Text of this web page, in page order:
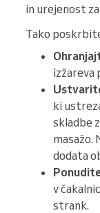
in urejenost
Tako
izžareva
ki
skladbe
masažo.
dodata
v
strank.